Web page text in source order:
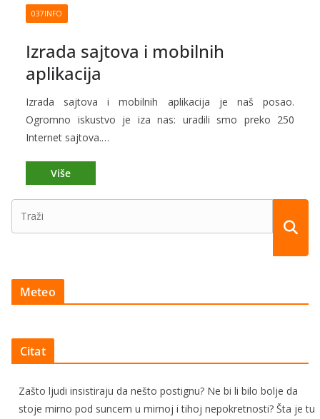
037INFO
Izrada sajtova i mobilnih
aplikacija
Izrada sajtova i mobilnih aplikacija je naš posao.
Ogromno iskustvo je iza nas: uradili smo preko 250
Internet sajtova.…
Meteo
Citat
Zašto ljudi insistiraju da nešto postignu? Ne bi li bilo bolje da
stoje mirno pod suncem u mirnoj i tihoj nepokretnosti? Šta je tu